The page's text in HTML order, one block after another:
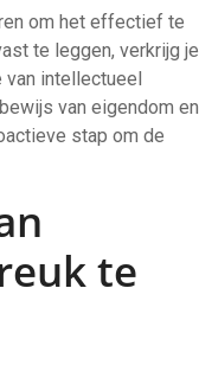
om het effectief te
te leggen, verkrijg je
intellectueel
van eigendom en
stap om de
te